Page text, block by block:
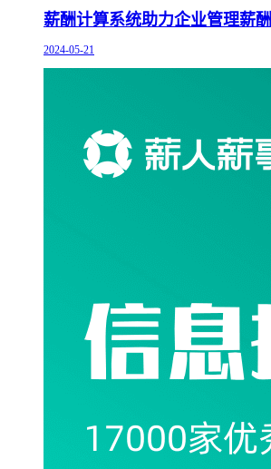
薪酬计算系统助力企业管理薪酬
2024-05-21